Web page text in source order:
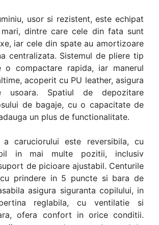
usor si rezistent, este echipat
dintre care cele din fata sunt
iar cele din spate au amortizoare
centralizata. Sistemul de pliere tip
o compactare rapida, iar manerul
acoperit cu PU leather, asigura
usoara. Spatiul de depozitare
de bagaje, cu o capacitate de
un plus de functionalitate.
caruciorului este reversibila, cu
in mai multe pozitii, inclusiv
de picioare ajustabil. Centurile
prindere in 5 puncte si bara de
asigura siguranta copilului, in
reglabila, cu ventilatie si
ofera confort in orice conditii.